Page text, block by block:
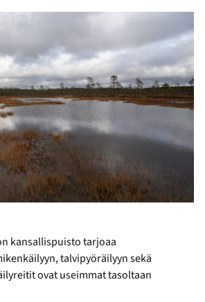
kansallispuisto tarjoaa
talvipyöräilyyn sekä
ovat useimmat tasoltaan